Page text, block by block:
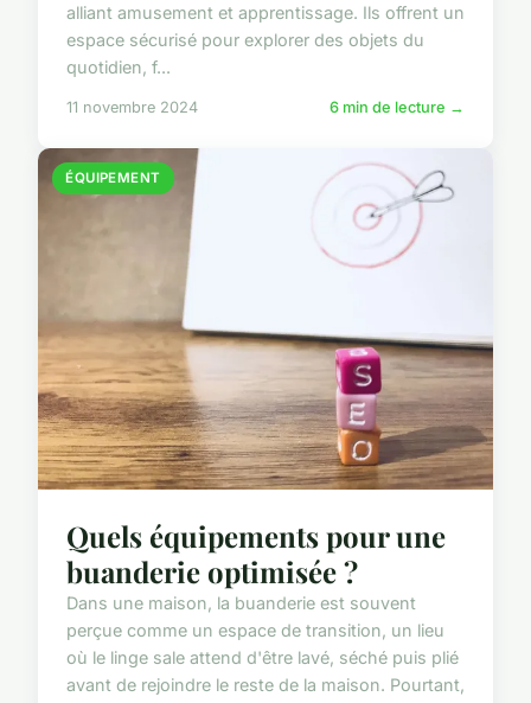
alliant amusement et apprentissage. Ils offrent un
espace sécurisé pour explorer des objets du
quotidien, f...
11 novembre 2024 6 min de lecture →
ÉQUIPEMENT
Quels équipements pour une
buanderie optimisée ?
Dans une maison, la buanderie est souvent
perçue comme un espace de transition, un lieu
où le linge sale attend d'être lavé, séché puis plié
avant de rejoindre le reste de la maison. Pourtant,